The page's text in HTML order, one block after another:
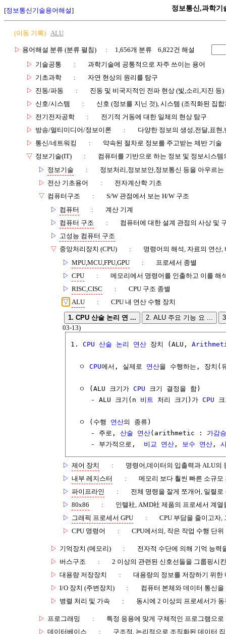
[정보통신기술용어해설] 정보통신,과학기
(이동 기록) ALU
▷ 용어해설 분류 (분류 펼침)
: 1,656개 분류 6,822건 해설
▷ 기술공통 :
과학기술에 공통적으로 자주 쓰이는 용어
▷ 기초과학 :
자연 현상의 원리를 탐구
▷ 진동/파동 :
진동 및 비국지적인 전파 현상 (빛,소리,지진 등)
▷ 신호/시스템 :
신호 (정보를 지닌 것), 시스템 (조직화된 집합
▷ 전기전자공학 :
전기적 거동에 대한 일체의 현상 탐구
▷ 방송/멀티미디어/정보이론 :
다양한 정보의 생성,전달,표현
▷ 통신/네트워킹 :
약속된 절차로 정보를 주고받는 제반 기술
▽ 정보기술(IT) :
컴퓨터를 기반으로 하는 정보 및 정보시스템
▷ 정보기술 :
정보처리,정보보안,정보통신 등을 아우르는
▷ 전산 기초용어 :
전자계산학 기초
▽ 컴퓨터구조 :
S/W 관점에서 보는 H/W 구조
▷ 컴퓨터 :
계산 기계
▷ 컴퓨터 구조 :
컴퓨터에 대한 설계 관점의 사상 및
▷ 고성능 컴퓨터 구조
▽ 중앙처리장치 (CPU) :
명령어의 해석, 자료의 연산
▷ MPU,MCU,FPU,GPU :
프로세서 종별
▷ CPU :
메모리에서 명령어를 인출하고 이를 해
▷ RISC,CISC :
CPU 구조 종별
▽ ALU : CPU 내 연산 수행 장치
1. CPU 산술 논리 연 ... 2. ALU 주요 기능 요 ...
03-13)
1. CPU 산술 논리 연산 장치 (ALU,
  ㅇ
CPU에서, 실제로 연산을 수행하는, 장치(
  ㅇ (ALU 크기가
CPU 크기 결정을 함)
     - ALU 크기(n
비트 처리 크기)가 CPU
  ㅇ (수행
연산의 종류)
     - 주로,
산술 연산(arithmetic : 가감
     - 부가적으로,
비교 연산 , 보수 연산 ,
▷ 제어 장치 :
명령어,데이터의 입출력과 ALU의
▷ 내부 레지스터 :
메모리 보다 훨씬 빠른 소규모
▷ 파이프라인 :
전체 명령을 잘게 쪼개어, 일렬
▷ 80x86 :
인텔社, AMD社 제품의 프로세서 계열
▷ 그래픽 프로세서 GPU :
CPU 부담을 줄이고자,
▷ CPU 명령어 : CPU에서의, 작은 작업 수행 단위
▷ 기억장치 (메모리) :
전자적 수단에 의해 기억 능력
▷ 버스구조 :
2 이상의 관련된 신호선들을 그룹핑시
▷ 대용량 저장장치 :
대용량의 정보를 저장하기 위한
▷ I/O 장치 (주변장치) :
컴퓨터 본체와 데이터 통신
▷ 병렬 처리 및 가속 : 동시에 2 이상의 프로세서가
▷ 프로그래밍 :
특정 응용에 맞게 구체적인 프로그램으로
▷ 데이터베이스 :
구조적, 논리적으로 조직화된 데이터